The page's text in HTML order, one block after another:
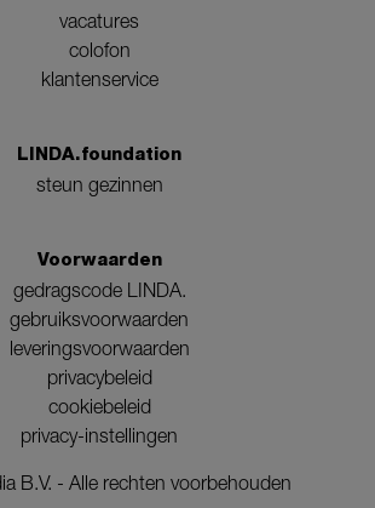
vacatures
colofon
klantenservice
LINDA.foundation
steun gezinnen
Voorwaarden
gedragscode LINDA.
gebruiksvoorwaarden
leveringsvoorwaarden
privacybeleid
cookiebeleid
privacy-instellingen
B.V. - Alle rechten voorbehouden